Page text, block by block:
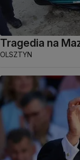
Tragedia na
OLSZTYN